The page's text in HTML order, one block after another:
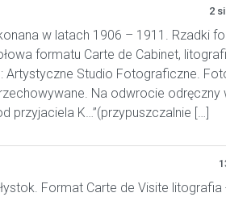
2
w latach 1906 – 1911. Rzadki
formatu Carte de Cabinet,
Artystyczne Studio Fotograficzne.
Na odwrocie odręczny
przyjaciela K…”(przypuszczalnie […]
Format Carte de Visite litografia